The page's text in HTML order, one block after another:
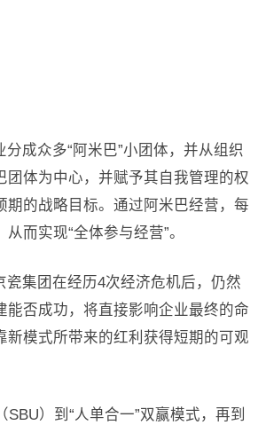
成众多“阿米巴”小团体，并从组织
体为中心，并赋予其自我管理的权
的战略目标。通过阿米巴经营，每
而实现“全体参与经营”。
集团在经历4次经济危机后，仍然
否成功，将直接影响企业最终的命
模式所带来的红利获得短期的可观
）到“人单合一”双赢模式，再到